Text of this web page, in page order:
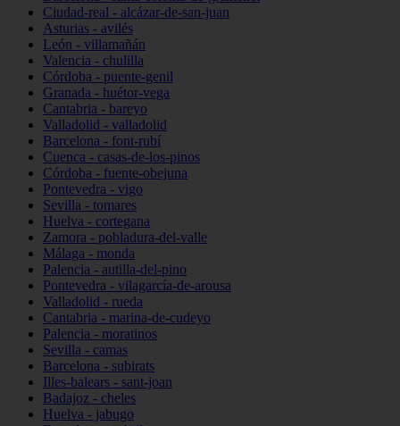
Ciudad-real - alcázar-de-san-juan
Asturias - avilés
León - villamañán
Valencia - chulilla
Córdoba - puente-genil
Granada - huétor-vega
Cantabria - bareyo
Valladolid - valladolid
Barcelona - font-rubí
Cuenca - casas-de-los-pinos
Córdoba - fuente-obejuna
Pontevedra - vigo
Sevilla - tomares
Huelva - cortegana
Zamora - pobladura-del-valle
Málaga - monda
Palencia - autilla-del-pino
Pontevedra - vilagarcía-de-arousa
Valladolid - rueda
Cantabria - marina-de-cudeyo
Palencia - moratinos
Sevilla - camas
Barcelona - subirats
Illes-balears - sant-joan
Badajoz - cheles
Huelva - jabugo